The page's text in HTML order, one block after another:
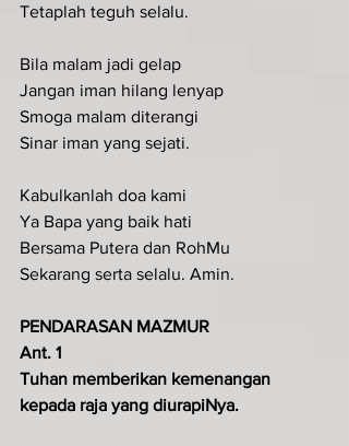
Tetaplah teguh selalu.
Bila malam jadi gelap
Jangan iman hilang lenyap
Smoga malam diterangi
Sinar iman yang sejati.
Kabulkanlah doa kami
Ya Bapa yang baik hati
Bersama Putera dan RohMu
Sekarang serta selalu. Amin.
PENDARASAN MAZMUR
Ant. 1
Tuhan memberikan kemenangan
kepada raja yang diurapiNya.